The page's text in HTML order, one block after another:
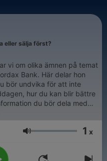
eller sälja först?
vi om olika ämnen på temat
Bank. Här delar hon
bör undvika för att inte
hur du kan blir bättre
du bör dela med
Wedberg från Mix
Volym 1 x